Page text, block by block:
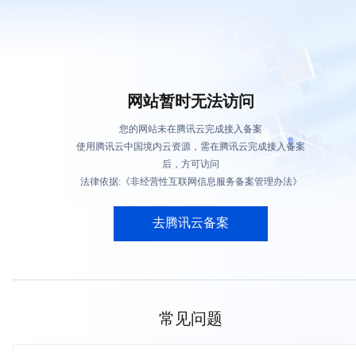
网站暂时无法访问
您的网站未在腾讯云完成接入备案
使用腾讯云中国境内云资源，需在腾讯云完成接入备案
后，方可访问
法律依据:《非经营性互联网信息服务备案管理办法》
去腾讯云备案
常见问题